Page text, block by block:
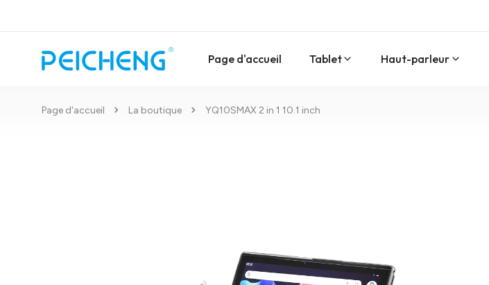
Page d'accueil Tablet Haut-parleur
Page d'accueil La boutique YQ10SMAX 2 in 1 10.1 inch